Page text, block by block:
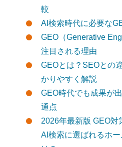
較
AI検索時代に必要な
GEO（Generative
注目される理由
GEOとは？SEOとの
かりやすく解説
GEO時代でも成果が
通点
2026年最新版 GEO対
AI検索に選ばれるホ